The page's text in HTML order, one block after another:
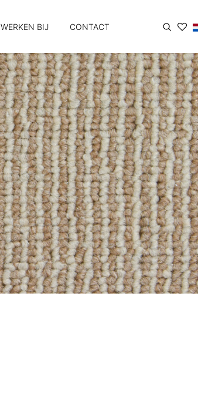
WERKEN BIJ CONTACT